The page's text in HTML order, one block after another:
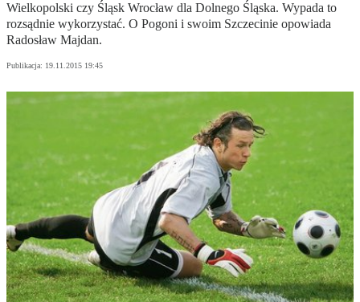
Wielkopolski czy Śląsk Wrocław dla Dolnego Śląska. Wypada to
rozsądnie wykorzystać. O Pogoni i swoim Szczecinie opowiada
Radosław Majdan.
Publikacja: 19.11.2015 19:45